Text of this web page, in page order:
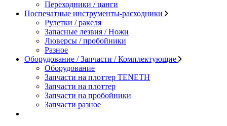
Переходники / цанги
Поспечатные инструменты-расходники
Рулетки / ракеля
Запасные лезвия / Ножи
Люверсы / пробойники
Разное
Оборудование / Запчасти / Комплектующие
Оборудование
Запчасти на плоттер TENETH
Запчасти на плоттер
Запчасти на пробойники
Запчасти разное